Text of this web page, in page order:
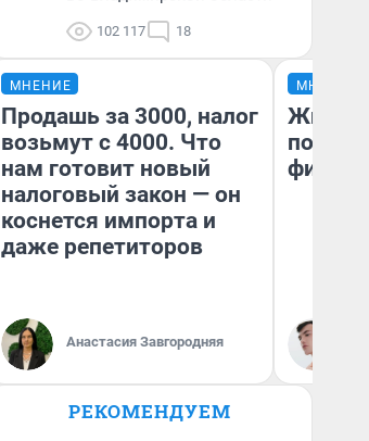
102 117 18
МНЕНИЕ
Продашь за 3000, налог
возьмут с 4000. Что
нам готовит новый
налоговый закон — он
коснется импорта и
даже репетиторов
Анастасия Завгородняя
МНЕНИЕ
Жизнь
РЕКОМЕНДУЕМ